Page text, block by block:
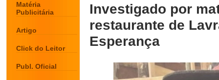
Matéria
Publicitária
Artigo
Click do Leitor
Publ. Oficial
Investigado por
restaurante de
Esperança